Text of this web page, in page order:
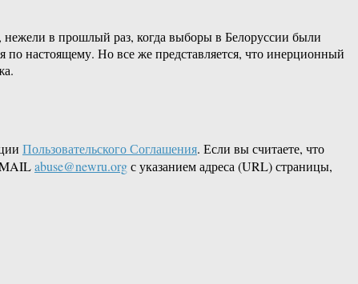
в прошлый раз, когда выборы в Белоруссии были
настоящему. Но все же представляется, что инерционный
Пользовательского Соглашения. Если вы считаете, что
abuse@newru.orgс указанием адреса (URL) страницы,